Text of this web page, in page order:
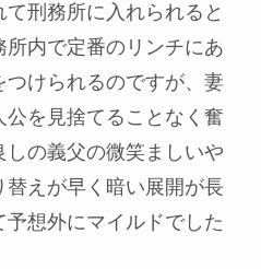
刑務所に入れられると
内で定番のリンチにあ
けられるのですが、妻
を見捨てることなく奮
の義父の微笑ましいや
替えが早く暗い展開が長
予想外にマイルドでした